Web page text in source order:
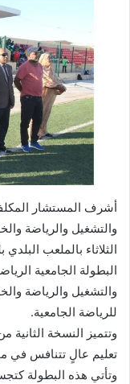
أشرف المستشار
والتشغيل والرياضة
الثلاثاء بالملعب
البطولة الجامعية
والتشغيل والرياضة
للرياضة الجامعية.
وتتميز النسخة
تعليم عالٍ تتنافس في
وتأتي هذه البطولة